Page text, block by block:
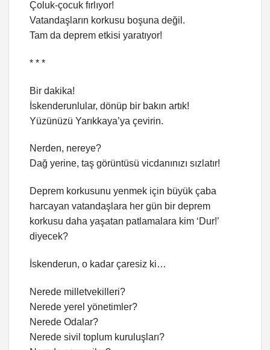
Çoluk-çocuk fırlıyor!
Vatandaşların korkusu boşuna değil.
Tam da deprem etkisi yaratıyor!
* * *
Bir dakika!
İskenderunlular, dönüp bir bakın artık!
Yüzünüzü Yarıkkaya’ya çevirin.
Nerden, nereye?
Dağ yerine, taş görüntüsü vicdanınızı sızlatır!
Deprem korkusunu yenmek için büyük çaba
harcayan vatandaşlara her gün bir deprem
korkusu daha yaşatan patlamalara kim ‘Dur!’
diyecek?
İskenderun, o kadar çaresiz ki…
Nerede milletvekilleri?
Nerede yerel yönetimler?
Nerede Odalar?
Nerede sivil toplum kuruluşları?